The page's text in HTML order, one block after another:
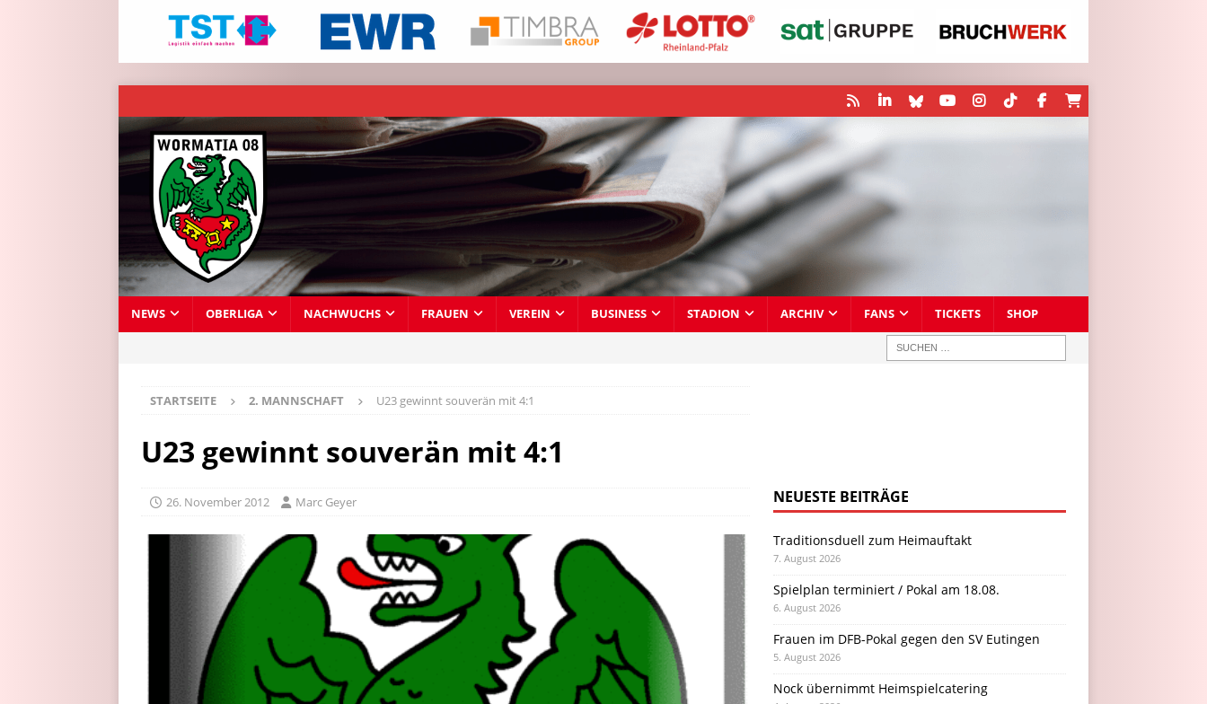
NEWS OBERLIGA NACHWUCHS FRAUEN VEREIN BUSINESS STADION ARCHIV FANS TICKETS SHOP
STARTSEITE 2. MANNSCHAFT U23 gewinnt souverän mit 4:1
U23 gewinnt souverän mit 4:1
26. November 2012 Marc Geyer NEUESTE BEITRÄGE
Traditionsduell zum Heimauftakt
7. August 2026
Spielplan terminiert / Pokal am 18.08.
6. August 2026
Frauen im DFB-Pokal gegen den SV Eutingen
5. August 2026
Nock übernimmt Heimspielcatering